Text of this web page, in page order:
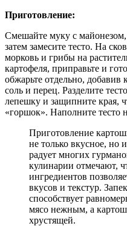
Приготовление:
Смешайте муку с
затем замесите тесто. На
морковь и грибы на
картофеля, приправьте и
обжарьте отдельно,
соль и перец. Разделите
лепешку и защипните края,
«горшок». Наполните тесто
Приготовление
не только вкусное, но
радует многих
кулинарии отмечают,
ингредиентов
вкусов и текстур.
способствует
мясо нежным, а
хрустящей.